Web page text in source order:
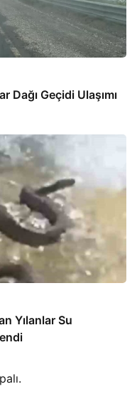
Geçidi Ulaşımı
Yılanlar Su